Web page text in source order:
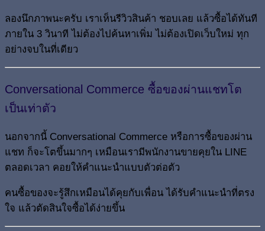
ลองนึกภาพนะครับ เราเห็นรีวิวสินค้า ชอบเลย แล้วซื้อได้ทันที
ภายใน 3 วินาที ไม่ต้องไปค้นหาเพิ่ม ไม่ต้องเปิดเว็บใหม่ ทุก
อย่างจบในที่เดียว
Conversational Commerce ซื้อของผ่านแชทโต
เป็นเท่าตัว
นอกจากนี้ Conversational Commerce หรือการซื้อของผ่าน
แชท ก็จะโตขึ้นมากๆ เหมือนเรามีพนักงานขายคุยใน LINE
ตลอดเวลา คอยให้คำแนะนำแบบตัวต่อตัว
คนซื้อของจะรู้สึกเหมือนได้คุยกับเพื่อน ได้รับคำแนะนำที่ตรง
ใจ แล้วตัดสินใจซื้อได้ง่ายขึ้น